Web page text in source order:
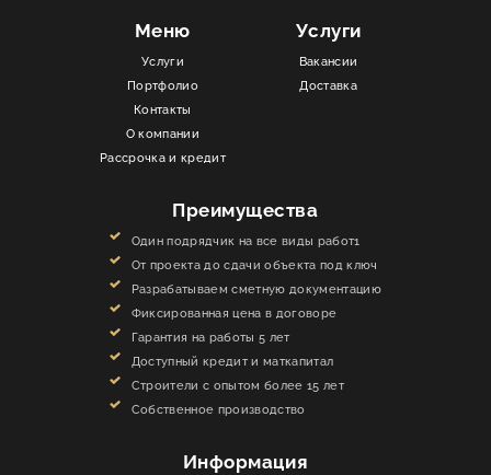
Меню
Услуги
Портфолио
Контакты
О компании
Рассрочка и кредит
Услуги
Вакансии
Доставка
Преимущества
Один подрядчик на все виды работ1
От проекта до сдачи объекта под ключ
Разрабатываем сметную документацию
Фиксированная цена в договоре
Гарантия на работы 5 лет
Доступный кредит и маткапитал
Строители с опытом более 15 лет
Собственное производство
Информация